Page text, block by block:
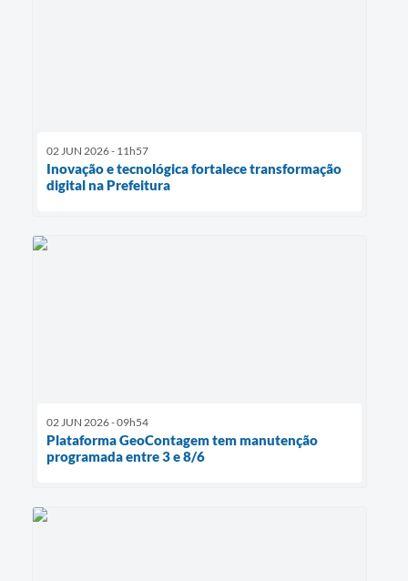
02 JUN 2026 - 11h57
Inovação e tecnológica fortalece transformação
digital na Prefeitura
02 JUN 2026 - 09h54
Plataforma GeoContagem tem manutenção
programada entre 3 e 8/6